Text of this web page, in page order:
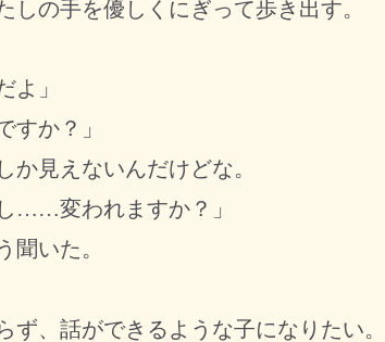
の手を優しくにぎって歩き出す。
よ」
すか？」
見えないんだけどな。
……変われますか？」
いた。
、話ができるような子になりたい。